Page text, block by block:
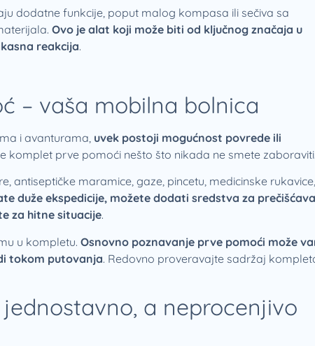
dodatne funkcije, poput malog kompasa ili sečiva sa
Ovo je alat koji može biti od ključnog značaja u
reakcija.
– vaša mobilna bolnica
i avanturama, uvek postoji mogućnost povrede ili
komplet prve pomoći nešto što nikada ne smete zaboraviti.
antiseptičke maramice, gaze, pincetu, medicinske rukavice,
duže ekspedicije, možete dodati sredstva za
za hitne situacije.
u kompletu. Osnovno poznavanje prve pomoći može
tokom putovanja. Redovno proveravajte sadržaj
a neprocenjivo